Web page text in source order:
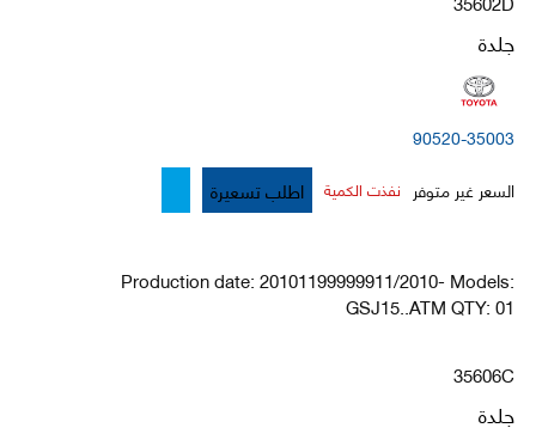
جلدة
90520-35003
السعر غير متوفر نفذت الكمية اطلب تسعيرة
Production date: 20101199999911/2010- Models:
GSJ15..ATM QTY: 01
35606C
جلدة